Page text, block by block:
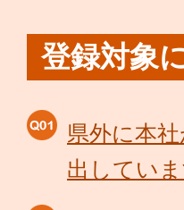
登録対象
県外に本
出してい